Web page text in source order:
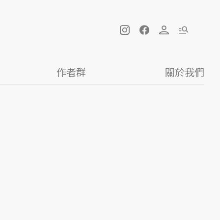
作者群 關於我們